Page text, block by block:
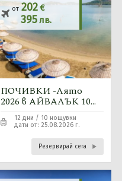
от 202€
395лв.
ПОЧИВКИ -Лято
2026 в АЙВАЛЪК 10
нощувки - автобусна
програма12 дни / 10 нощувки
дати от: 25.08.2026 г.
Резервирай сега